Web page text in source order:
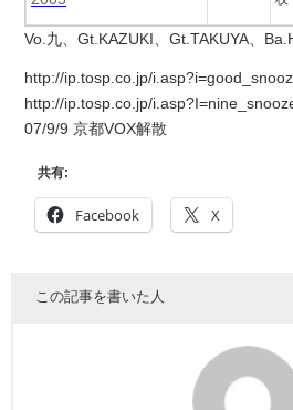
Vo.九、Gt.KAZUKI、Gt.TAKUYA、
http://ip.tosp.co.jp/
http://ip.tosp.co.jp/
07/9/9 京都VOX解散
共有:
Facebook X
この記事を書いた人